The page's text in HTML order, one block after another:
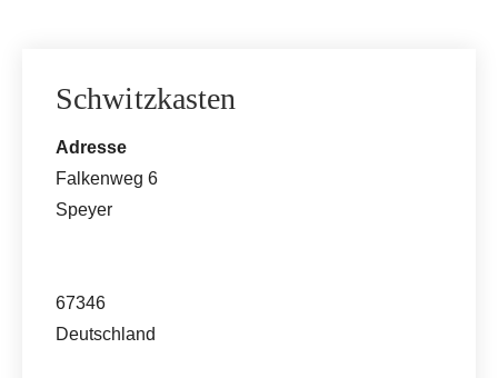
Schwitzkasten
Adresse
Falkenweg 6
Speyer
67346
Deutschland